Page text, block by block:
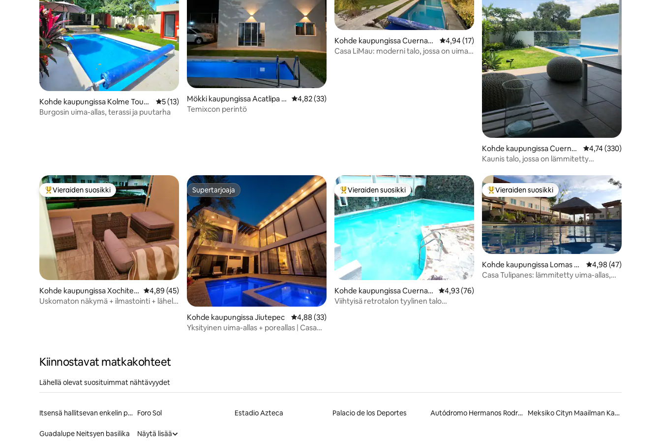
Kohde kaupungissa Kolme Touko
kuuta
Keskimääräinen arvio 5/5, 13 arvostelua
5 (13)
Burgosin uima-allas, terassi ja puutarha
Mökki kaupungissa Acatlipa C
entro
Keskimääräinen arvio 4,82/5, 33 arvostelua
4,82 (33)
Temixcon perintö
Kohde kaupungissa Cuernava
ca Burgos
Keskimääräinen arvio 4,94/5, 17 arvostelua
4,94 (17)
Casa LiMau: moderni talo, jossa on uima-
Kohde kaupungissa Cuernav
aca Burgos
Keskimääräinen arvio
4,74 (330)
Kaunis talo, jossa on lämmitetty
Vieraiden suosikkien parhaimmistoa
Vieraiden suosikki
Kohde kaupungissa Xochitep
ec
Keskimääräinen arvio 4,89/5, 45 arvostelua
4,89 (45)
Uskomaton näkymä + ilmastointi + lähellä
Supertarjoaja
Supertarjoaja
Kohde kaupungissa Jiutepec Keskimääräinen arvio 4,88/5, 33 arvostelua
4,88 (33)
Yksityinen uima-allas + poreallas | Casa
Vieraiden suosikkien parhaimmistoa
Vieraiden suosikki
Kohde kaupungissa Cuernav
aca Burgos
Keskimääräinen arvio 4,93/5, 76 arvostelua
4,93 (76)
Viihtyisä retrotalon tyylinen talo
Vieraiden suosikkien parhaimmistoa
Vieraiden suosikki
Kohde kaupungissa Lomas d
el Manantial
Keskimääräinen
4,98 (47)
Casa Tulipanes: lämmitetty uima-allas,
Kiinnostavat matkakohteet
Lähellä olevat suosituimmat nähtävyydet
Itsensä hallitsevan enkelin patsas Foro Sol Estadio Azteca Palacio de los Deportes Autódromo Hermanos Rodríguez Meksiko Cityn Maailman Kauppakeskus
Guadalupe Neitsyen basilika Näytä lisää